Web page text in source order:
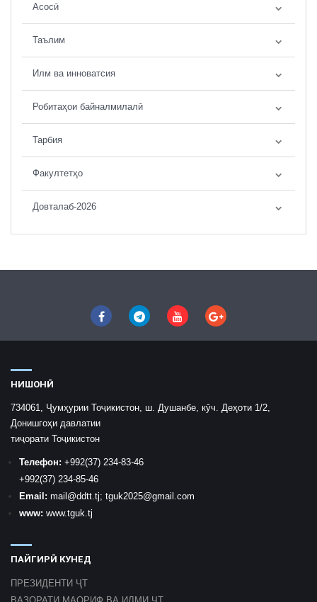
Асосӣ
Таълим
Илм ва инноватсия
Робитаҳои байналмилалӣ
Тарбия
Факултетҳо
Довталаб-2026
НИШОНӢ
734061, Ҷумҳурии Тоҷикистон, ш. Душанбе, кӯч. Деҳоти 1/2,
Донишгоҳи давлатии
тиҷорати Тоҷикистон
Телефон: +992(37) 234-83-46
+992(37) 234-85-46
Email: mail @ddtt.tj; tguk2025@gmail.com
www: www.tguk.tj
ПАЙГИРӢ КУНЕД
ПРЕЗИДЕНТИ ҶТ